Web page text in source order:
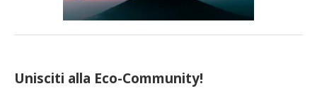
Unisciti alla Eco-Community!